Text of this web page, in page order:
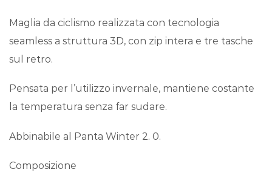
Maglia da ciclismo realizzata con tecnologia
seamless a struttura 3D, con zip intera e tre tasche
sul retro.
Pensata per l’utilizzo invernale, mantiene costante
la temperatura senza far sudare.
Abbinabile al Panta Winter 2. 0.
Composizione